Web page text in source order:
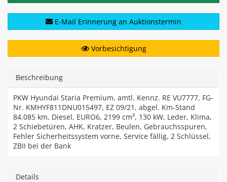
E-Mail Erinnerung an Auktionstermin
Vorbesichtigung
Beschreibung
PKW Hyundai Staria Premium, amtl. Kennz. RE VU7777, FG-
Nr. KMHYF811DNU015497, EZ 09/21, abgel. Km-Stand
84.085 km, Diesel, EURO6, 2199 cm³, 130 kW, Leder, Klima,
2 Schiebetüren, AHK, Kratzer, Beulen, Gebrauchsspuren,
Fehler Sicherheitssystem vorne, Service fällig, 2 Schlüssel,
ZBII bei der Bank
Details